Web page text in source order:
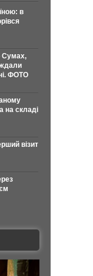
в
Сумах,
ФОТО
на складі
візит